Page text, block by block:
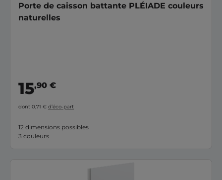
Porte de caisson battante PLÉIADE couleurs
naturelles
15,90 €
dont 0,71 € d’éco-part
12 dimensions possibles
3 couleurs